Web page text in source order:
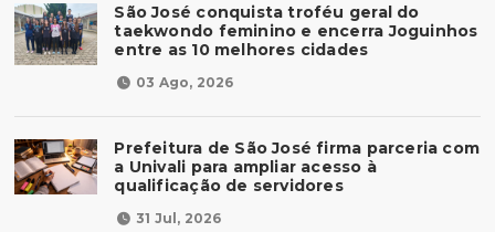
São José conquista troféu geral do
taekwondo feminino e encerra Joguinhos
entre as 10 melhores cidades
03 Ago, 2026
Prefeitura de São José firma parceria com
a Univali para ampliar acesso à
qualificação de servidores
31 Jul, 2026